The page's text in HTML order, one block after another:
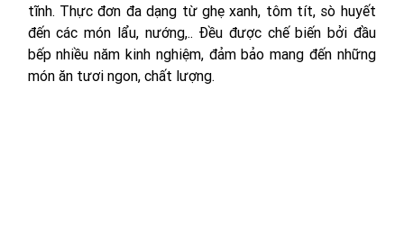
tĩnh. Thực đơn đa dạng từ ghẹ xanh, tôm tít, sò huyết
đến các món lẩu, nướng,.. Đều được chế biến bởi đầu
bếp nhiều năm kinh nghiệm, đảm bảo mang đến những
món ăn tươi ngon, chất lượng.